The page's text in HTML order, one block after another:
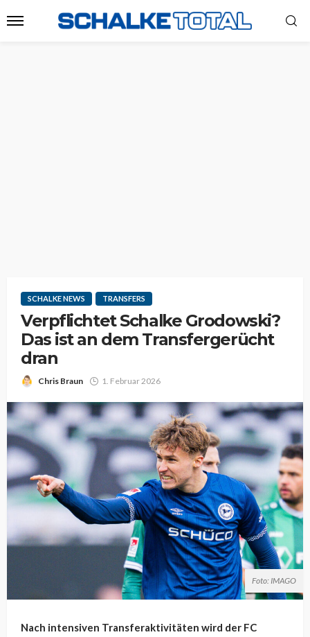
SCHALKE NEWS TRANSFERS
Verpflichtet Schalke Grodowski?
Das ist an dem Transfergerücht
dran
Chris Braun 1. Februar 2026
Foto: IMAGO
Nach intensiven Transferaktivitäten wird der FC